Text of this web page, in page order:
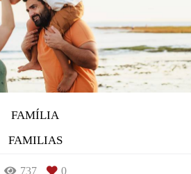
FAMÍLIA
FAMILIAS
737 0